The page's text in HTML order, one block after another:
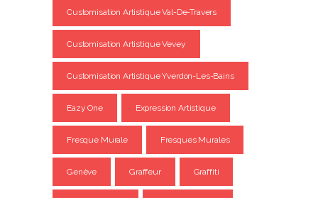
Customisation Artistique Val-De-Travers
Customisation Artistique Vevey
Customisation Artistique Yverdon-Les-Bains
Eazy One Expression Artistique
Fresque Murale Fresques Murales
Genève Graffeur Graffiti